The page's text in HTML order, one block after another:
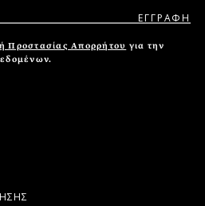
Προστασίας Απορρήτου για την